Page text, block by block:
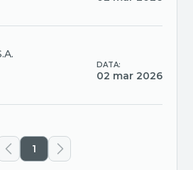
DATA:
02 mar 2026
1